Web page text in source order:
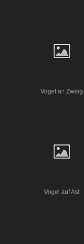
Vogel an Zweig
Vogel auf Ast